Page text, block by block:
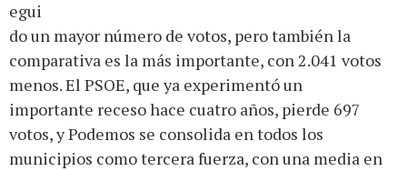
egui
do un mayor número de votos, pero también la
comparativa es la más importante, con 2.041 votos
menos. El PSOE, que ya experimentó un
importante receso hace cuatro años, pierde 697
votos, y Podemos se consolida en todos los
municipios como tercera fuerza, con una media en